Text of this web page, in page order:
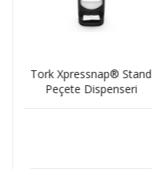
Tork Xpressnap® Stand
Peçete Dispenseri